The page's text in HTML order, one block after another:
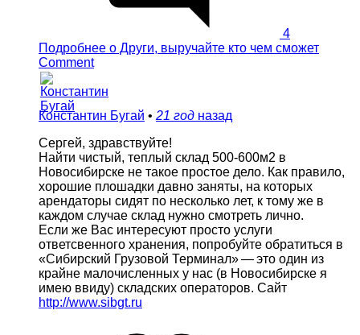
4
Подробнее о Други, выручайте кто чем сможет
Comment
Константин Бугай • 21 год назад
Сергей, здравствуйте!
Найти чистый, теплый склад 500-600м2 в
Новосибирске не такое простое дело. Как правило,
хорошие плошадки давно заняты, на которых
арендаторы сидят по несколько лет, к тому же в
каждом случае склад нужно смотреть лично.
Если же Вас интересуют просто услуги
ответсвенного хранения, попробуйте обратиться в
«Сибирский Грузовой Терминал» — это один из
крайне малочисленных у нас (в Новосибирске я
имею ввиду) складских операторов. Сайт
http://www.sibgt.ru